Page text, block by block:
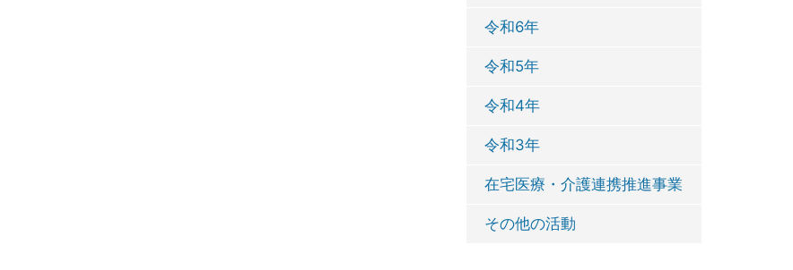
令和6年
令和5年
令和4年
令和3年
在宅医療・介護連携推進事業
その他の活動